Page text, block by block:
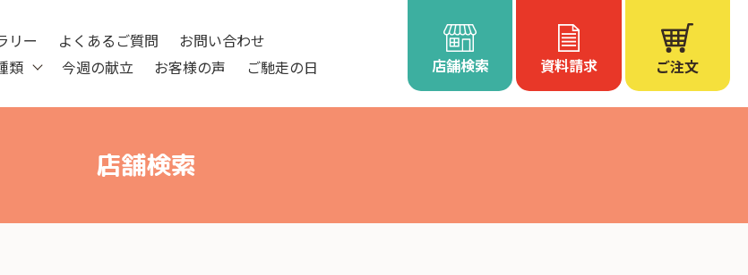
類 今週の献立 お客様の声 ご馳走の日
リー よくあるご質問
お問い合わせ
店舗検索
資料請求 ご注文
店舗検索